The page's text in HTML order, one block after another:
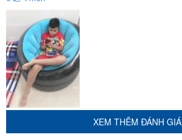
Một số hình ảnh feedback của khách hàng
XEM THÊM ĐÁNH GIÁ